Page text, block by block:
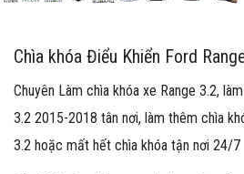
Chìa khóa Điểu Khiển Ford
Chuyên Làm chìa khóa xe Range 3.2,
3.2 2015-2018 tân nơi, làm thêm chìa
3.2 hoặc mất hết chìa khóa tận nơi 24/7